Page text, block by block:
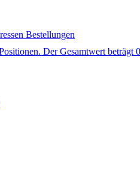
Bestellungen
Der Gesamtwert beträgt